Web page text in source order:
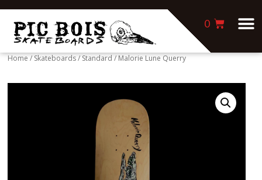
0
Home /Skateboards/Standard / Malorie Lune Querry